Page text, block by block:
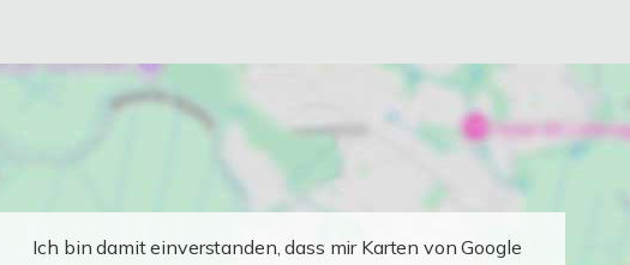
Ich bin damit einverstanden, dass mir Karten von Google